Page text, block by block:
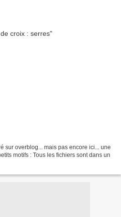
sur overblog... mais pas encore ici... une
motifs : Tous les fichiers sont dans un